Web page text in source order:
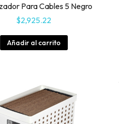
Para Cables 5 Negro
$2,925.22
Añadir al carrito